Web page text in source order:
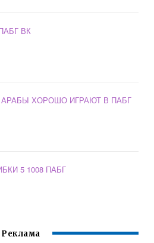
ВК
ХОРОШО ИГРАЮТ В ПАБГ
5 1008 ПАБГ
Реклама